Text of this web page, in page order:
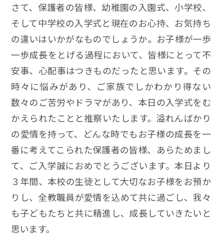
さて、保護者の皆様、幼稚園の入園式、小学校、
そして中学校の入学式と現在のお心持、お気持ち
の違いはいかがなものでしょうか。お子様が一歩
一歩成長をとげる過程において、皆様にとって不
安事、心配事はつきものだったと思います。その
時々に悩みがあり、ご家族でしかわかり得ない
数々のご苦労やドラマがあり、本日の入学式をむ
かえられたことと推察いたします。溢れんばかり
の愛情を持って、どんな時でもお子様の成長を一
番に考えてこられた保護者の皆様、あらためまし
て、ご入学誠におめでとうございます。本日より
３年間、本校の生徒として大切なお子様をお預か
りし、全教職員が愛情を込めて共に過ごし、我々
も子どもたちと共に精進し、成長していきたいと
思います。